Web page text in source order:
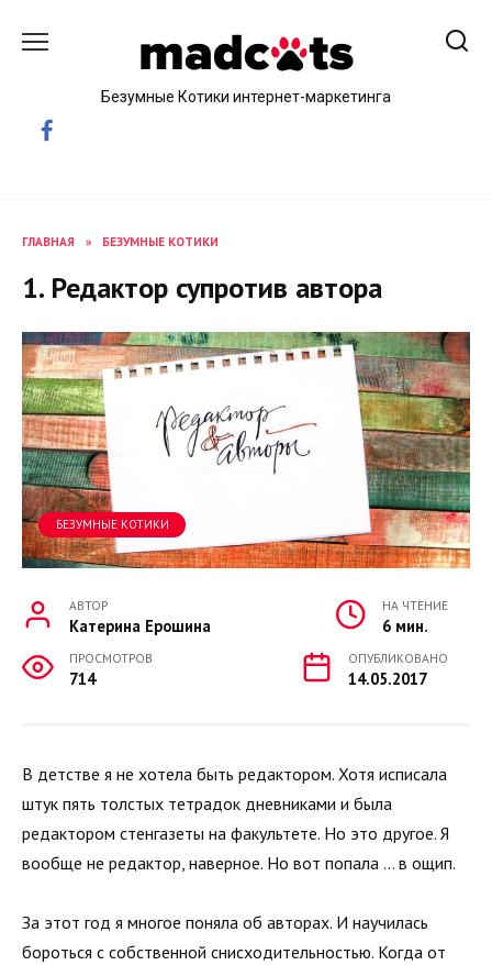
Безумные Котики интернет-маркетинга
ГЛАВНАЯ » БЕЗУМНЫЕ КОТИКИ
1. Редактор супротив автора
БЕЗУМНЫЕ КОТИКИ
АВТОР
Катерина Ерошина
НА ЧТЕНИЕ
6 мин.
ПРОСМОТРОВ
714
ОПУБЛИКОВАНО
14.05.2017
В детстве я не хотела быть редактором. Хотя исписала
штук пять толстых тетрадок дневниками и была
редактором стенгазеты на факультете. Но это другое. Я
вообще не редактор, наверное. Но вот попала … в ощип.
За этот год я многое поняла об авторах. И научилась
бороться с собственной снисходительностью. Когда от